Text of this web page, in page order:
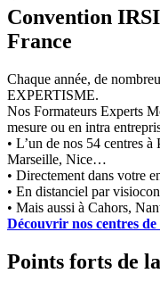
Convention
France
Chaque année, de
EXPERTISME.
Nos Formateurs Experts
mesure ou en intra
• L’un de nos 54 centres
Marseille, Nice…
• Directement dans votre
• En distanciel par
• Mais aussi à Cahors,
Découvrir nos centres
Points forts de